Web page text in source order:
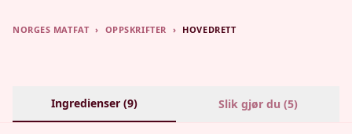
NORGES MATFAT › OPPSKRIFTER › HOVEDRETT
Ingredienser (9) Slik gjør du (5)